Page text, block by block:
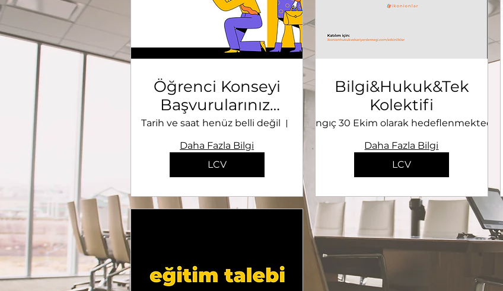
Öğrenci Konseyi
Başvurularınızı
Bekliyor!
Tarih ve saat henüz belli değil
Daha Fazla Bilgi
LCV
Bilgi&Hukuk&Teknoloji
Kolektifi
Başlangıç 30 Ekim olarak hedeflenmektedir.
Daha Fazla Bilgi
LCV